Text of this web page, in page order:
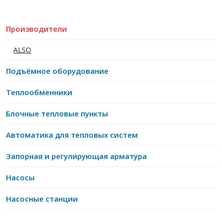
Производители
ALSO
Подъёмное оборудование
Теплообменники
Блочные тепловые пункты
Автоматика для тепловых систем
Запорная и регулирующая арматура
Насосы
Насосные станции